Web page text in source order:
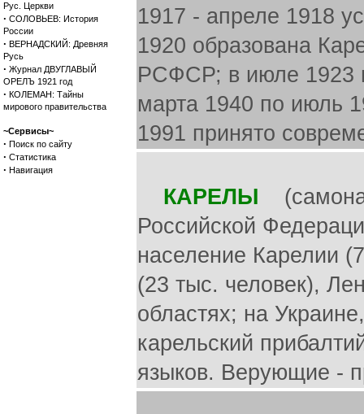
Рус. Церкви
· СОЛОВЬЕВ: История
России
· ВЕРНАДСКИЙ: Древняя
Русь
· Журнал ДВУГЛАВЫЙ
ОРЕЛЪ 1921 год
· КОЛЕМАН: Тайны
мирового правительства
~Сервисы~
· Поиск по сайту
· Статистика
· Навигация
1917 - апреле 1918
1920 образована
РСФСР; в июле 1923
марта 1940 по июль
1991 принято
КАРЕЛЫ
Российской
население Карелии
(23 тыс. человек),
областях; на
карельский
языков. Верующие -